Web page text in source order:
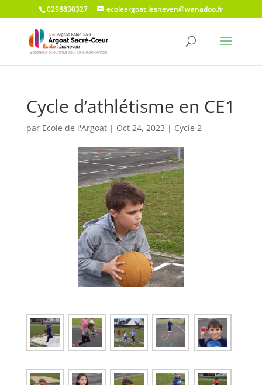
0298830327 ecoleargoat.lesneven@wanadoo.fr
Cycle d’athlétisme en CE1
par Ecole de l'Argoat| Oct 24, 2023 | Cycle 2